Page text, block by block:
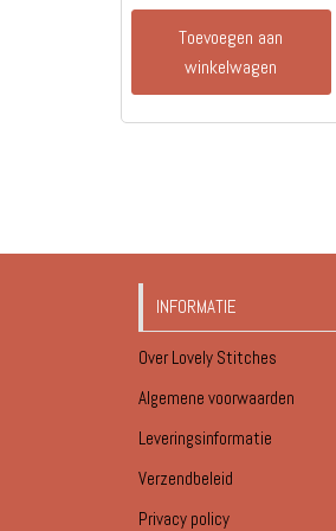
Toevoegen aan
winkelwagen
INFORMATIE
Over Lovely Stitches
Algemene voorwaarden
Leveringsinformatie
Verzendbeleid
Privacy policy